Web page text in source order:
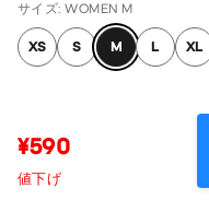
サイズ: WOMEN M
XS S M L XL
¥590
値下げ